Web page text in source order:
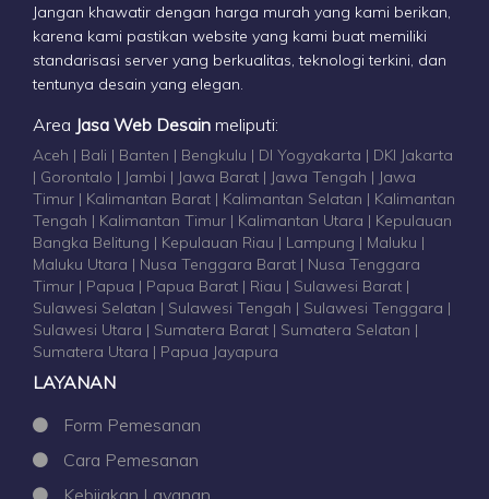
Jangan khawatir dengan harga murah yang kami berikan,
karena kami pastikan website yang kami buat memiliki
standarisasi server yang berkualitas, teknologi terkini, dan
tentunya desain yang elegan.
Area Jasa Web Desain meliputi:
Aceh | Bali | Banten | Bengkulu | DI Yogyakarta | DKI Jakarta
| Gorontalo | Jambi | Jawa Barat | Jawa Tengah | Jawa
Timur | Kalimantan Barat | Kalimantan Selatan | Kalimantan
Tengah | Kalimantan Timur | Kalimantan Utara | Kepulauan
Bangka Belitung | Kepulauan Riau | Lampung | Maluku |
Maluku Utara | Nusa Tenggara Barat | Nusa Tenggara
Timur | Papua | Papua Barat | Riau | Sulawesi Barat |
Sulawesi Selatan | Sulawesi Tengah | Sulawesi Tenggara |
Sulawesi Utara | Sumatera Barat | Sumatera Selatan |
Sumatera Utara | Papua Jayapura
LAYANAN
Form Pemesanan
Cara Pemesanan